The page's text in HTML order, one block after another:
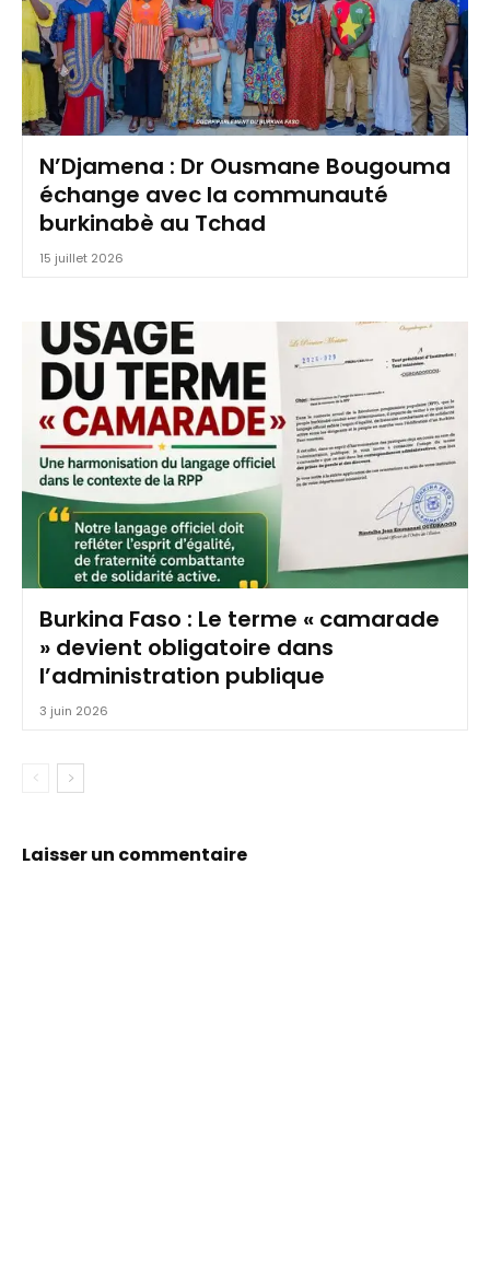
N’Djamena : Dr Ousmane Bougouma
échange avec la communauté
burkinabè au Tchad
15 juillet 2026
Burkina Faso : Le terme « camarade
» devient obligatoire dans
l’administration publique
3 juin 2026
Laisser un commentaire